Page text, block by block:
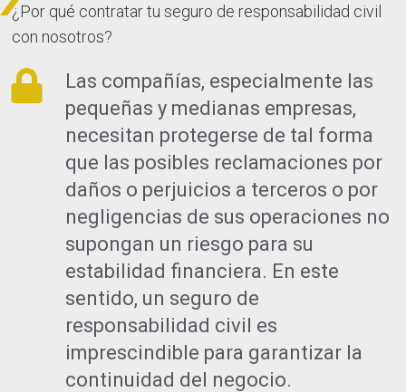
¿Por qué contratar tu seguro de responsabilidad civil
con nosotros?
Las compañías, especialmente las
pequeñas y medianas empresas,
necesitan protegerse de tal forma
que las posibles reclamaciones por
daños o perjuicios a terceros o por
negligencias de sus operaciones no
supongan un riesgo para su
estabilidad financiera. En este
sentido, un seguro de
responsabilidad civil es
imprescindible para garantizar la
continuidad del negocio.